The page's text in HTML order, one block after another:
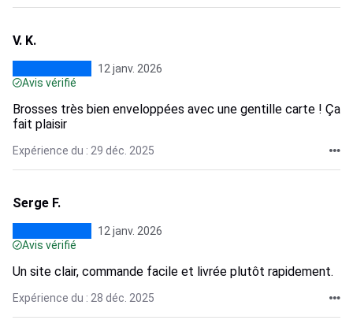
V. K.
12 janv. 2026
Avis vérifié
Brosses très bien enveloppées avec une gentille carte ! Ça
fait plaisir
Expérience du : 29 déc. 2025
Serge F.
12 janv. 2026
Avis vérifié
Un site clair, commande facile et livrée plutôt rapidement.
Expérience du : 28 déc. 2025